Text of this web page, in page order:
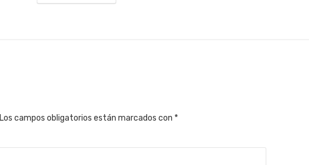
Los campos obligatorios están marcados con *